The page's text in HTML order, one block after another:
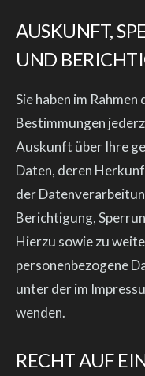
AUSKUNFT,
UND
Sie haben im
Bestimmungen
Auskunft über Ihre
Daten, deren
der
Berichtigung,
Hierzu sowie zu
personenbezogene
unter der im
wenden.
RECHT AUF